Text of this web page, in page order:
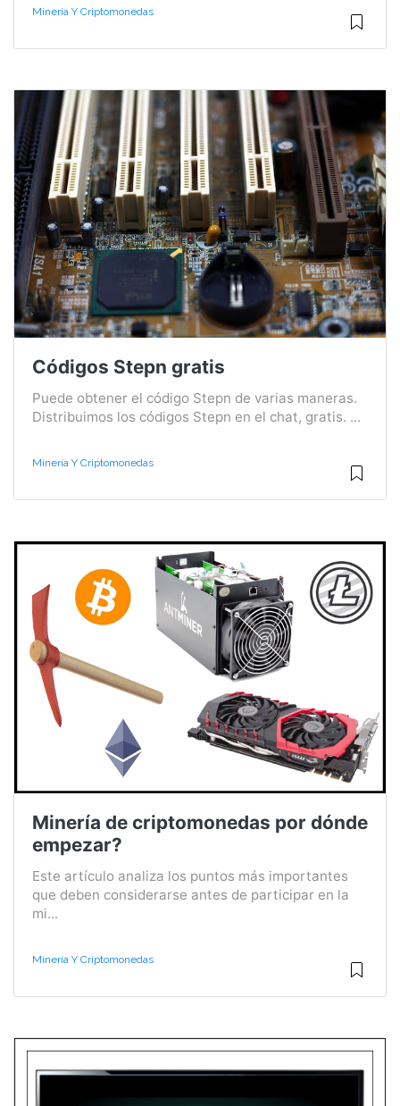
Minería Y Criptomonedas
Códigos Stepn gratis
Puede obtener el código Stepn de varias maneras.
Distribuimos los códigos Stepn en el chat, gratis. ...
Minería Y Criptomonedas
Minería de criptomonedas por dónde
empezar?
Este artículo analiza los puntos más importantes
que deben considerarse antes de participar en la
mi...
Minería Y Criptomonedas